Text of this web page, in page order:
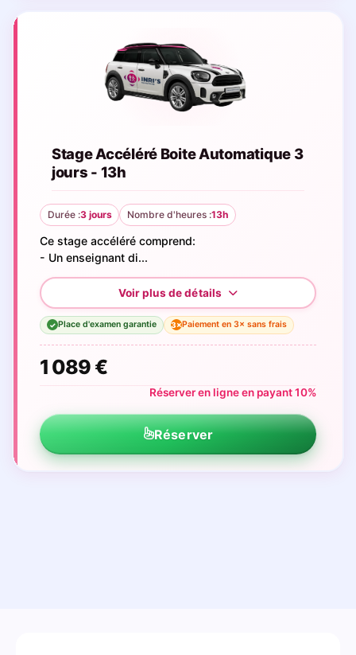
Stage Accéléré Boite Automatique 3
jours - 13h
Durée :3 jours Nombre d'heures :13h
Ce stage accéléré comprend:
- Un enseignant di...
✓ Place d'examen garantie 3×Paiement en 3× sans frais
1 089 €
Réserver en ligne en payant 10%
Réserver